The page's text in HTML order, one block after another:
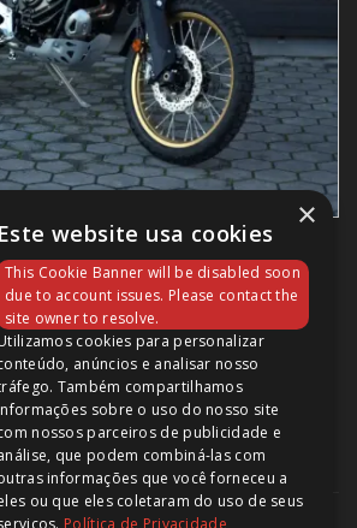
700 EXTREME
12 150,00 €
LOJA
×
Este website usa cookies
This Cookie Banner will be disabled soon
due to account issues. Please contact the
site owner to resolve.
cookies para personalizar
anúncios e analisar nosso
Também compartilhamos
sobre o uso do nosso site
nossos parceiros de publicidade e
que podem combiná-las com
informações que você forneceu a
ou que eles coletaram do uso de seus
Política de Privacidade